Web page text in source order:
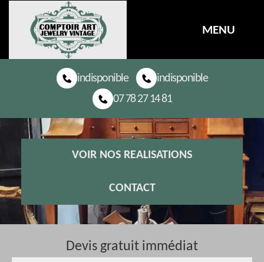
MENU
indisponible
indisponible
07 78 27 14 81
VOIR NOS REALISATIONS
CONTACT
Devis gratuit immédiat